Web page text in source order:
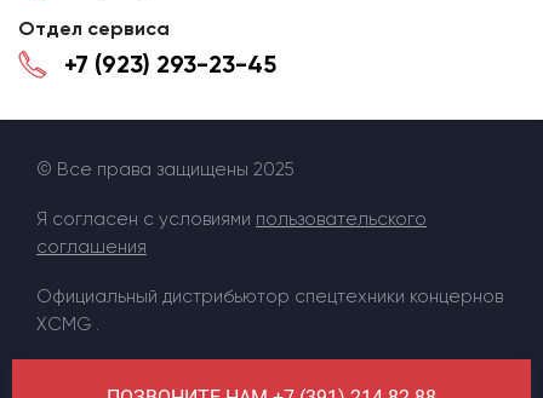
Отдел сервиса
+7 (923) 293-23-45
© Все права защищены 2025
Я согласен с условиями пользовательского
соглашения
Официальный дистрибьютор спецтехники концернов
XCMG .